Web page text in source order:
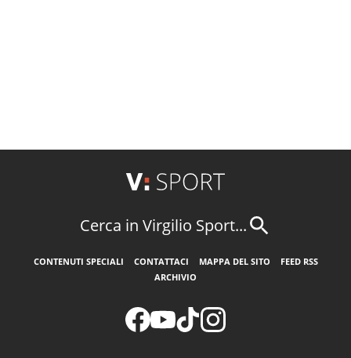
Cerca in Virgilio Sport...
CONTENUTI SPECIALI CONTATTACI MAPPA DEL SITO
FEED RSS
ARCHIVIO